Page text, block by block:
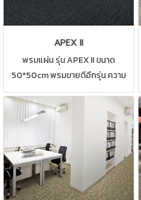
APEX II
พรมแผ่น รุ่น APEX II ขนาด
50*50cm พรมขายดีอีกรุ่น ความ
สวยงามของพรมและประโยชน์
ใช้สอย สามารถปูได้ทุกสถานที่ เช่น
บ้าน สำนักงาน คอนโด ห้องทำงาน
ห้องประชุม ดูแลรักษาง่าย